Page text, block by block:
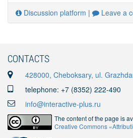
Discussion platform | Leave a
CONTACTS
428000, Cheboksary, ul.
telephone: +7 (8352) 222-490
info@interactive-plus.ru
The content of the page is
Creative Commons